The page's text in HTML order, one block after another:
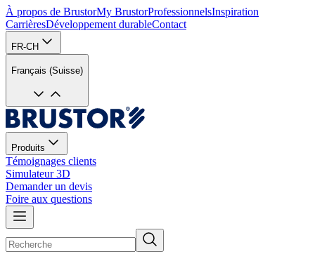
À propos de BrustorMy BrustorProfessionnelsInspiration
CarrièresDéveloppement durableContact
FR-CH
Français (Suisse)
Produits
Témoignages clients
Simulateur 3D
Demander un devis
Foire aux questions